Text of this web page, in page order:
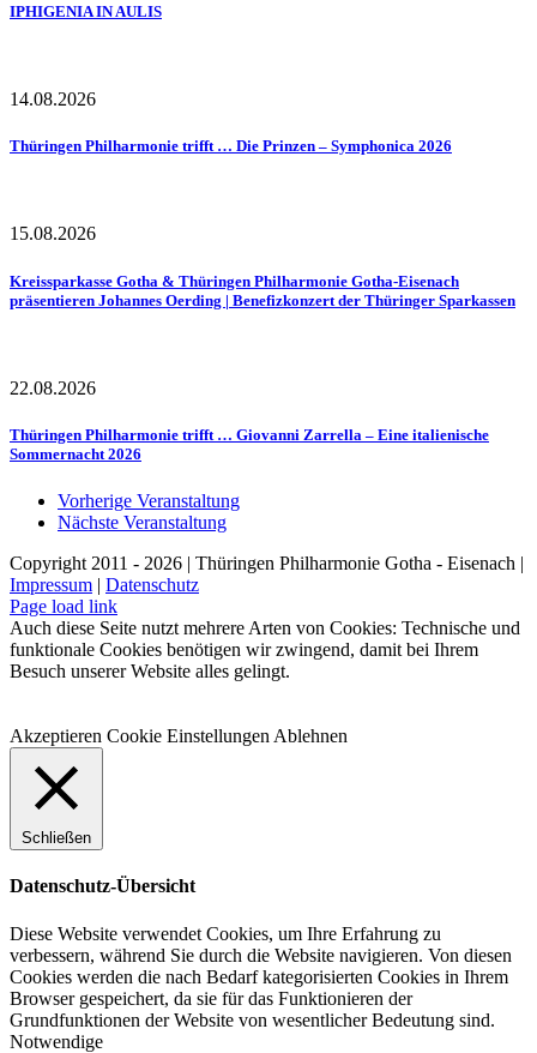
IPHIGENIA IN AULIS
14.08.2026
Thüringen Philharmonie trifft … Die Prinzen – Symphonica 2026
15.08.2026
Kreissparkasse Gotha & Thüringen Philharmonie Gotha-Eisenach
präsentieren Johannes Oerding | Benefizkonzert der Thüringer Sparkassen
22.08.2026
Thüringen Philharmonie trifft … Giovanni Zarrella – Eine italienische
Sommernacht 2026
Vorherige Veranstaltung
Nächste Veranstaltung
Copyright 2011 - 2026 | Thüringen Philharmonie Gotha - Eisenach |
Impressum | Datenschutz
Facebook
Instagram
WhatsApp
YouTube
E-
Mail
Telefon
Page load link
Auch diese Seite nutzt mehrere Arten von Cookies: Technische und
funktionale Cookies benötigen wir zwingend, damit bei Ihrem
Besuch unserer Website alles gelingt.
Akzeptieren Cookie Einstellungen Ablehnen
Schließen
Datenschutz-Übersicht
Diese Website verwendet Cookies, um Ihre Erfahrung zu
verbessern, während Sie durch die Website navigieren. Von diesen
Cookies werden die nach Bedarf kategorisierten Cookies in Ihrem
Browser gespeichert, da sie für das Funktionieren der
Grundfunktionen der Website von wesentlicher Bedeutung sind.
Notwendige